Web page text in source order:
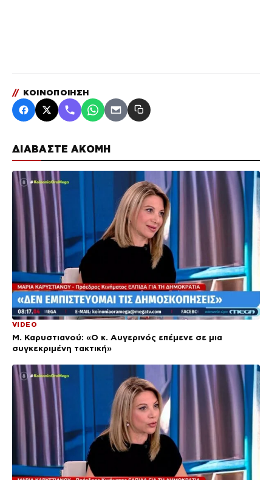
ΔΙΑΒΑΣΤΕ ΑΚΟΜΗ
VIDEO
Μ. Καρυστιανού: «Ο κ. Αυγερινός επέμενε σε μια
συγκεκριμένη τακτική»
// ΚΟΙΝΟΠΟΙΗΣΗ